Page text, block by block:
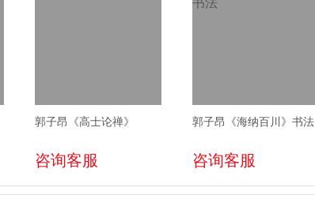
郭子昂《高士论禅》
咨询客服
郭子昂《海纳百川》书法
咨询客服